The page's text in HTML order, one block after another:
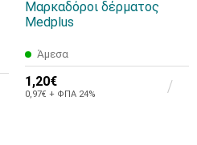
Μαρκαδόροι δέρματος
Medplus
Άμεσα
1,20€
0,97€ + ΦΠΑ 24%